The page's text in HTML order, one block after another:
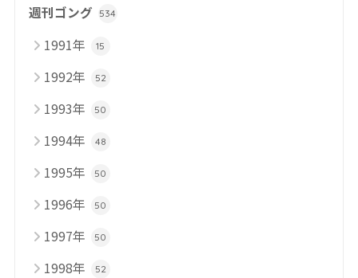
週刊ゴング 534
1991年 15
1992年 52
1993年 50
1994年 48
1995年 50
1996年 50
1997年 50
1998年 52